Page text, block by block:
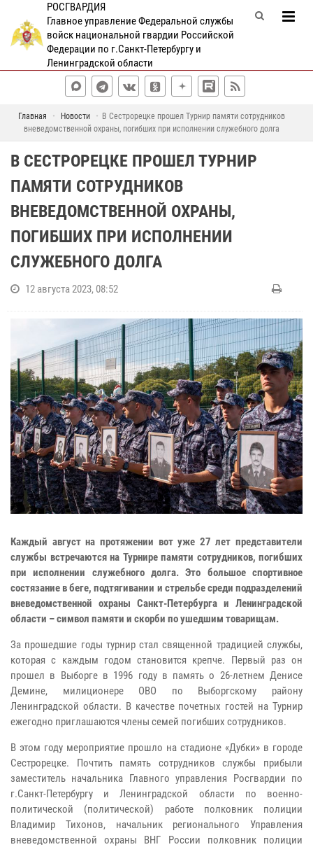
РОСГВАРДИЯ
Главное управление Федеральной службы
войск национальной гвардии Российской
Федерации по г.Санкт-Петербургу и
Ленинградской области
Главная Новости
В Сестрорецке прошел Турнир памяти сотрудников
вневедомственной охраны, погибших при исполнении служебного долга
В СЕСТРОРЕЦКЕ ПРОШЕЛ ТУРНИР
ПАМЯТИ СОТРУДНИКОВ
ВНЕВЕДОМСТВЕННОЙ ОХРАНЫ,
ПОГИБШИХ ПРИ ИСПОЛНЕНИИ
СЛУЖЕБНОГО ДОЛГА
12 августа 2023, 08:52
Каждый август на протяжении вот уже 27 лет представители
службы встречаются на Турнире памяти сотрудников, погибших
при исполнении служебного долга. Это большое спортивное
состязание в беге, подтягивании и стрельбе среди подразделений
вневедомственной охраны Санкт-Петербурга и Ленинградской
области – символ памяти и скорби по ушедшим товарищам.
За прошедшие годы турнир стал священной традицией службы,
которая с каждым годом становится крепче. Первый раз он
прошел в Выборге в 1996 году в память о 26-летнем Денисе
Демине, милиционере ОВО по Выборгскому району
Ленинградской области. В качестве почетных гостей на Турнир
ежегодно приглашаются члены семей погибших сотрудников.
В этом году мероприятие прошло на стадионе «Дубки» в городе
Сестрорецке. Почтить память сотрудников службы прибыли
заместитель начальника Главного управления Росгвардии по
г.Санкт-Петербургу и Ленинградской области по военно-
политической (политической) работе полковник полиции
Владимир Тихонов, начальник регионального Управления
вневедомственной охраны ВНГ России полковник полиции